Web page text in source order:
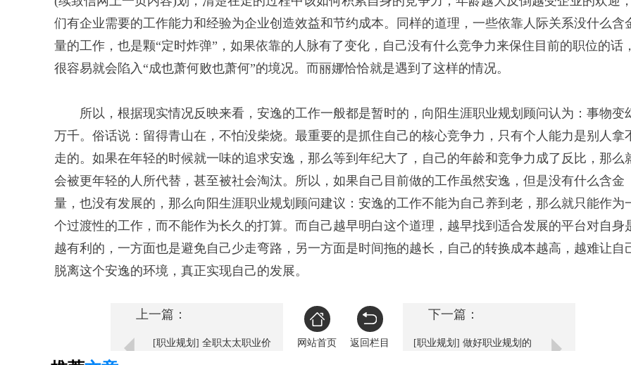
们有企业需要的工作能力和经验为企业创造效益和节约成本。同样的道理，一些依靠人际关系没什么含
量的工作，也是颗“定时炸弹”，如果依靠的人脉有了变化，自己没有什么竞争力来保住目前的职位的话，
很容易就会陷入“成也萧何败也萧何”的境况。而丽娜恰恰就是遇到了这样的情况。
所以，根据现实情况反映来看，安逸的工作一般都是暂时的，向阳生涯职业规划顾问认为：事物变
万千。俗话说：留得青山在，不怕没柴烧。最重要的是抓住自己的核心竞争力，只有个人能力是别人拿
走的。如果在年轻的时候就一味的追求安逸，那么等到年纪大了，自己的年龄和竞争力成了反比，那么
会被更年轻的人所代替，甚至被社会淘汰。所以，如果自己目前做的工作虽然安逸，但是没有什么含金
量，也没有发展的，那么向阳生涯职业规划顾问建议：安逸的工作不能为自己养到老，那么就只能作为
个过渡性的工作，而不能作为长久的打算。而自己越早明白这个道理，越早找到适合发展的平台对自身
越有利的，一方面也是避免自己少走弯路，另一方面是时间拖的越长，自己的转换成本越高，越难让自
脱离这个安逸的环境，真正实现自己的发展。
上一篇：
[职业规划] 全职太太职业价
网站首页 返回栏目
下一篇：
[职业规划] 做好职业规划的